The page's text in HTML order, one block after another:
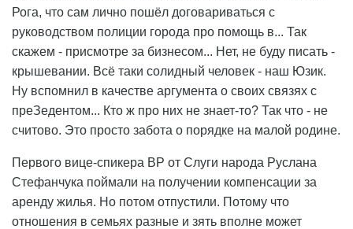
Рога, что сам лично пошёл договариваться с
руководством полиции города про помощь в... Так
скажем - присмотре за бизнесом... Нет, не буду писать -
крышевании. Всё таки солидный человек - наш Юзик.
Ну вспомнил в качестве аргумента о своих связях с
преЗедентом... Кто ж про них не знает-то? Так что - не
считово. Это просто забота о порядке на малой родине.
Первого вице-спикера ВР от Слуги народа Руслана
Стефанчука поймали на получении компенсации за
аренду жилья. Но потом отпустили. Потому что
отношения в семьях разные и зять вполне может